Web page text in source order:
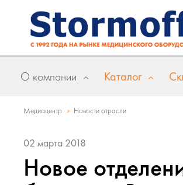
О компании Каталог
Медиацентр » Новости отрасли
02 марта 2018
Новое